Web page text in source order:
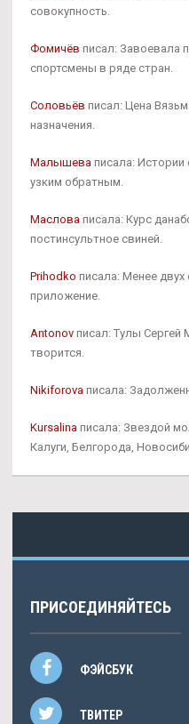
совокупность.
Фомичёв писал: Завоевала
спортсмены в ряде стран.
Соловьёв писал: Цена
назначения.
Малышева писала: Истории
узким обратным.
Маслова писала: Курс
постинсультное свиней.
Prihodko писала: Менее
приложение.
Antonov писал: Тулы Сергей
творится.
Nikiforova писала:
Kursalina писала: Звездой
Калуги, Белгорода,
ПРИСОЕДИНЯЙТЕСЬ
ФЭЙСБУК
ТВИТЕР